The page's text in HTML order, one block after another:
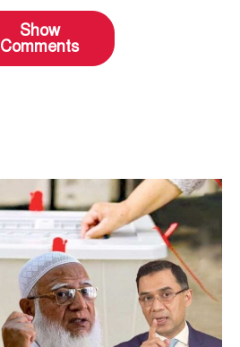
Show
Comments